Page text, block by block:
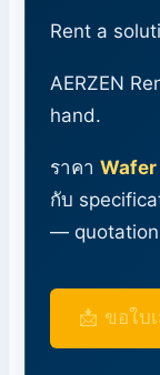
Rent a
AERZEN
hand.
ราคา
กับ
—
📩 ขอใบ